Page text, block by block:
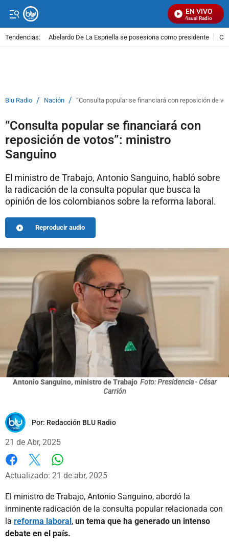
EN VIVO
Señal Visual Radio
Tendencias: Abelardo De La Espriella se posesiona como presidente
Blu Radio / Nación / “Consulta popular se financiará con reposición de
“Consulta popular se financiará con
reposición de votos”: ministro
Sanguino
El ministro de Trabajo, Antonio Sanguino, habló sobre
la radicación de la consulta popular que busca la
opinión de los colombianos sobre la reforma laboral.
Reproducir audio
Antonio Sanguino, ministro de Trabajo Foto: Presidencia - César
Carrión
Por: Redacción BLU Radio
21 de Abr, 2025
Facebook
X
Actualizado: 21 de abr, 2025
El ministro de Trabajo, Antonio Sanguino, abordó la
inminente radicación de la consulta popular relacionada con
la reforma laboral, un tema que ha generado un intenso
debate en el país.